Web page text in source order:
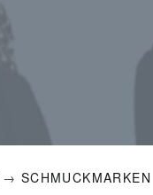
→ SCHMUCKMARKEN